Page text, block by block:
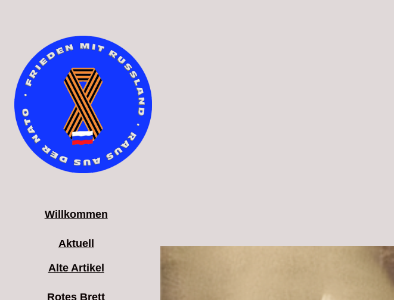
Willkommen
Aktuell
Alte Artikel
Rotes Brett